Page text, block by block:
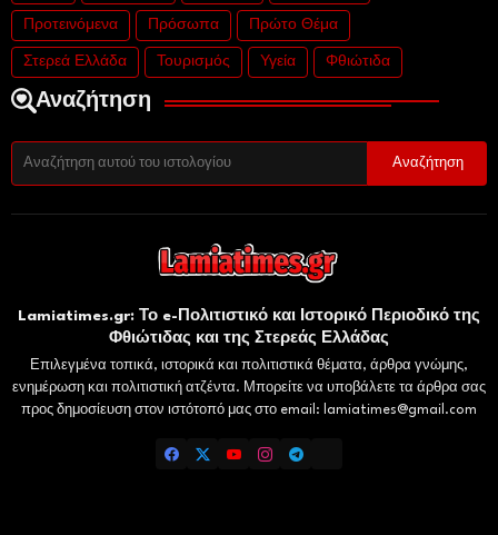
Προτεινόμενα Πρόσωπα Πρώτο Θέμα
Στερεά Ελλάδα Τουρισμός Υγεία Φθιώτιδα
Αναζήτηση
Lamiatimes.gr: Το e-Πολιτιστικό και Ιστορικό Περιοδικό της
Φθιώτιδας και της Στερεάς Ελλάδας
Επιλεγμένα τοπικά, ιστορικά και πολιτιστικά θέματα, άρθρα γνώμης,
ενημέρωση και πολιτιστική ατζέντα. Μπορείτε να υποβάλετε τα άρθρα σας
προς δημοσίευση στον ιστότοπό μας στο email: lamiatimes@gmail.com